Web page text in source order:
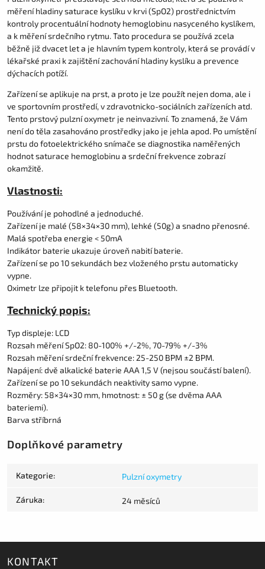
měření hladiny saturace kyslíku v krvi (SpO2) prostřednictvím
kontroly procentuální hodnoty hemoglobinu nasyceného kyslíkem,
a k měření srdečního rytmu. Tato procedura se používá zcela
běžně již dvacet let a je hlavním typem kontroly, která se provádí v
lékařské praxi k zajištění zachování hladiny kyslíku a prevence
dýchacích potíží.
Zařízení se aplikuje na prst, a proto je lze použít nejen doma, ale i
ve sportovním prostředí, v zdravotnicko-sociálních zařízeních atd.
Tento prstový pulzní oxymetr je neinvazivní. To znamená, že Vám
není do těla zasahováno prostředky jako je jehla apod. Po umístění
prstu do fotoelektrického snímače se diagnostika naměřených
hodnot saturace hemoglobinu a srdeční frekvence zobrazí
okamžitě.
Vlastnosti:
Používání je pohodlné a jednoduché.
Zařízení je malé (58×34×30 mm), lehké (50g) a snadno přenosné.
Malá spotřeba energie < 50mA
Indikátor baterie ukazuje úroveň nabití baterie.
Zařízení se po 10 sekundách bez vloženého prstu automaticky
vypne.
Oximetr lze připojit k telefonu přes Bluetooth.
Technický popis:
Typ displeje: LCD
Rozsah měření SpO2: 80-100% +/-2%, 70-79% +/-3%
Rozsah měření srdeční frekvence: 25-250 BPM ±2 BPM.
Napájení: dvě alkalické baterie AAA 1,5 V (nejsou součástí balení).
Zařízení se po 10 sekundách neaktivity samo vypne.
Rozměry: 58×34×30 mm, hmotnost: ± 50 g (se dvěma AAA
bateriemi).
Barva stříbrná
Doplňkové parametry
Kategorie: Pulzní oxymetry
Záruka: 24 měsíců
KONTAKT